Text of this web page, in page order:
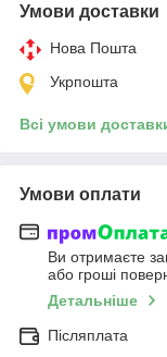
Умови доставки
Нова Пошта
Укрпошта
Всі умови
Умови оплати
Ви отримаєте
або гроші
Детальніше
Післяплата